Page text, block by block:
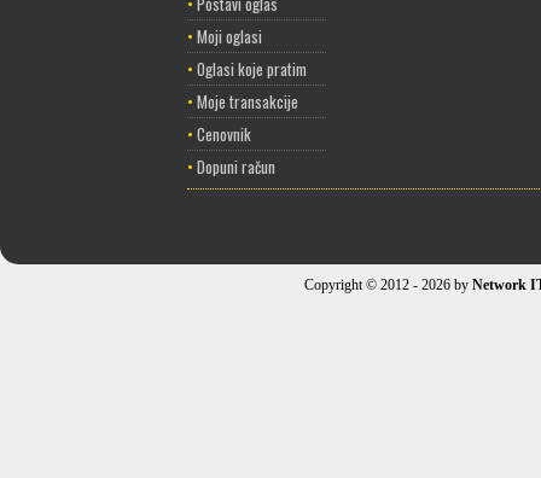
• Moji oglasi
• Oglasi koje pratim
• Moje transakcije
• Cenovnik
• Dopuni račun
Copyright © 2012 - 2026 by Network